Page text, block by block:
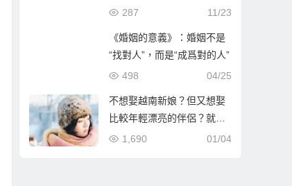
你」的人生方！
11/23
287
《婚姻的意義》：婚姻不是
“找對人”，而是“成爲對的人”
04/25
498
不想娶越南新娘？但又想娶
比較年輕漂亮的伴侶？就到
哈爾濱相親娶哈爾濱新娘！
01/04
1,690